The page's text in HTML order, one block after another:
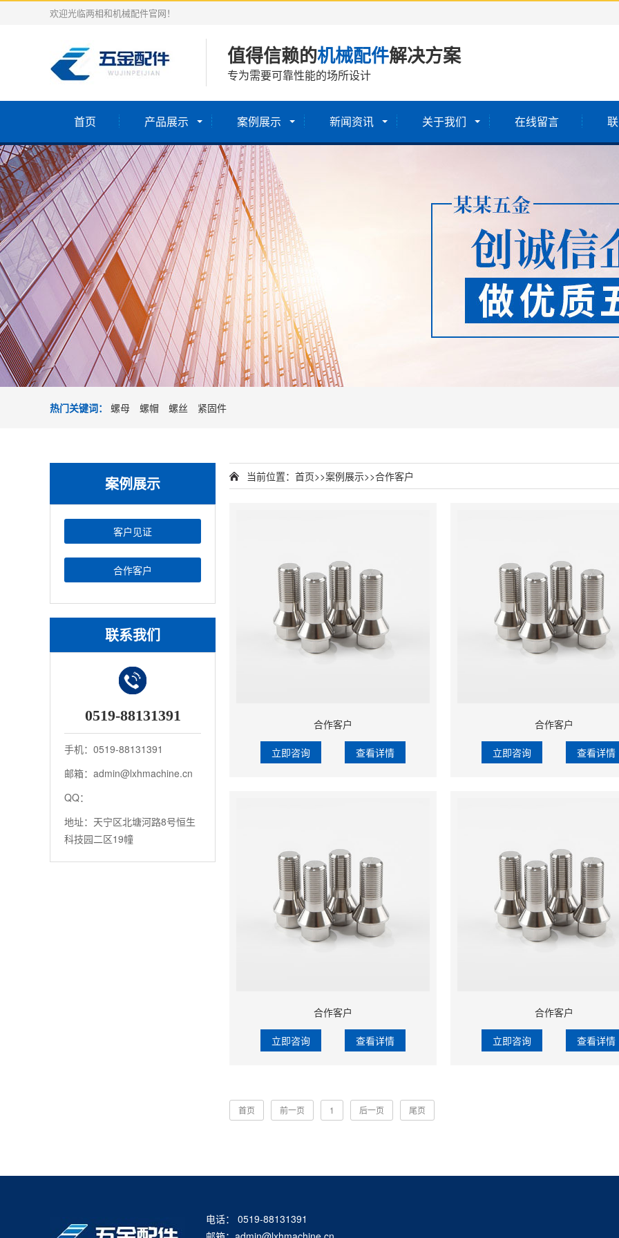
欢迎光临两相和机械配件官网！
值得信赖的机械配件解决方案
专为需要可靠性能的场所设计
首页 产品展示 案例展示 新闻资讯 关于我们 在线留言
热门关键词： 螺母 螺帽 螺丝 紧固件
案例展示
客户见证
合作客户
联系我们
0519-88131391
手机：0519-88131391
邮箱：admin@lxhmachine.cn
QQ：
地址：天宁区北塘河路8号恒生
科技园二区19幢
当前位置： 首页>>案例展示>>合作客户
合作客户
立即咨询 查看详情
合作客户
立即咨询 查看详情
合作客户
立即咨询 查看详情
合作客户
立即咨询 查看详情
首页 前一页 1 后一页 尾页
电话： 0519-88131391